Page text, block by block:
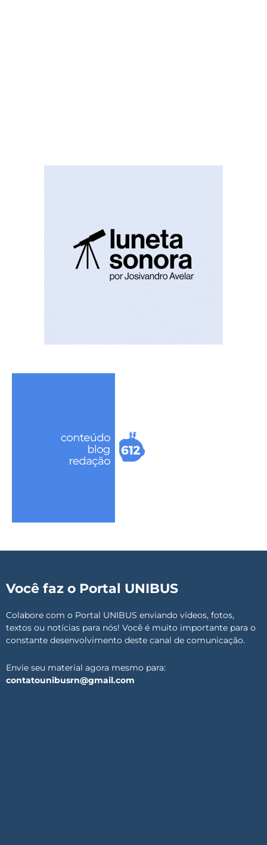
Você faz o Portal UNIBUS
Colabore com o Portal UNIBUS enviando vídeos, fotos,
textos ou notícias para nós! Você é muito importante para o
constante desenvolvimento deste canal de comunicação.
Envie seu material agora mesmo para:
contatounibusrn@gmail.com